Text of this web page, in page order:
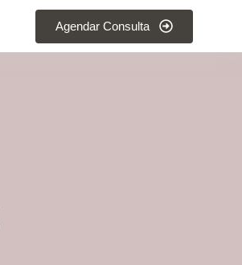
Agendar Consulta